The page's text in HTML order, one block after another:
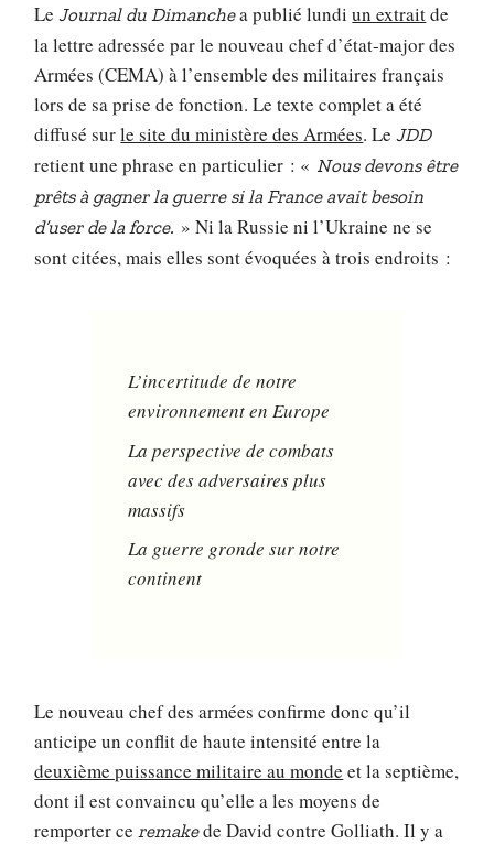
LeJournal du Dimanchea publié lundiun extraitde
la lettre adressée par le nouveau chef d’état-major des
Armées (CEMA) à l’ensemble des militaires français
lors de sa prise de fonction. Le texte complet a été
diffusé surle site du ministère des Armées. LeJDD
retient une phrase en particulier : « Nous devons être
prêts à gagner la guerre si la France avait besoin
d’user de la force. » Ni la Russie ni l’Ukraine ne se
sont citées, mais elles sont évoquées à trois endroits :
L’incertitude de notre
environnement en Europe
La perspective de combats
avec des adversaires plus
massifs
La guerre gronde sur notre
continent
Le nouveau chef des armées confirme donc qu’il
anticipe un conflit de haute intensité entre la
deuxième puissance militaire au monde et la septième,
dont il est convaincu qu’elle a les moyens de
remporter ceremakede David contre Golliath. Il y a